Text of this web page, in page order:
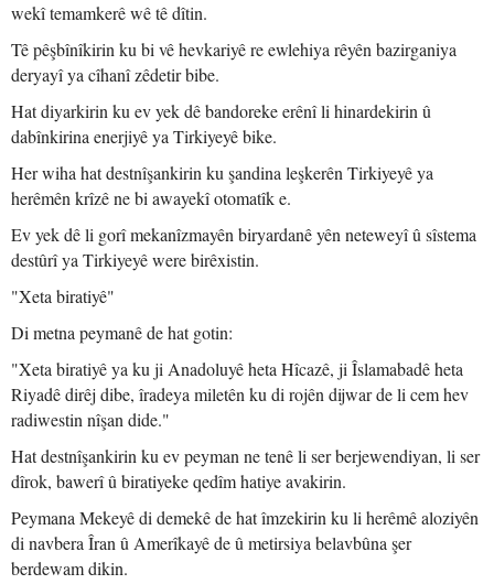
wekî temamkerê wê tê dîtin.
Tê pêşbînîkirin ku bi vê hevkariyê re ewlehiya rêyên bazirganiya
deryayî ya cîhanî zêdetir bibe.
Hat diyarkirin ku ev yek dê bandoreke erênî li hinardekirin û
dabînkirina enerjiyê ya Tirkiyeyê bike.
Her wiha hat destnîşankirin ku şandina leşkerên Tirkiyeyê ya
herêmên krîzê ne bi awayekî otomatîk e.
Ev yek dê li gorî mekanîzmayên biryardanê yên neteweyî û sîstema
destûrî ya Tirkiyeyê were birêxistin.
"Xeta biratiyê"
Di metna peymanê de hat gotin:
"Xeta biratiyê ya ku ji Anadoluyê heta Hîcazê, ji Îslamabadê heta
Riyadê dirêj dibe, îradeya miletên ku di rojên dijwar de li cem hev
radiwestin nîşan dide."
Hat destnîşankirin ku ev peyman ne tenê li ser berjewendiyan, li ser
dîrok, bawerî û biratiyeke qedîm hatiye avakirin.
Peymana Mekeyê di demekê de hat îmzekirin ku li herêmê aloziyên
di navbera Îran û Amerîkayê de û metirsiya belavbûna şer
berdewam dikin.